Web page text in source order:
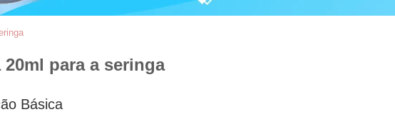
para a seringa
Básica